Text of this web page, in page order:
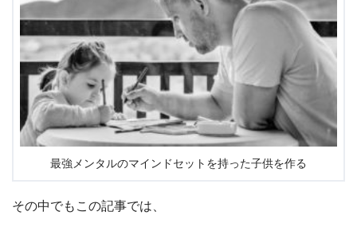
最強メンタルのマインドセットを持った子供を作る
その中でもこの記事では、